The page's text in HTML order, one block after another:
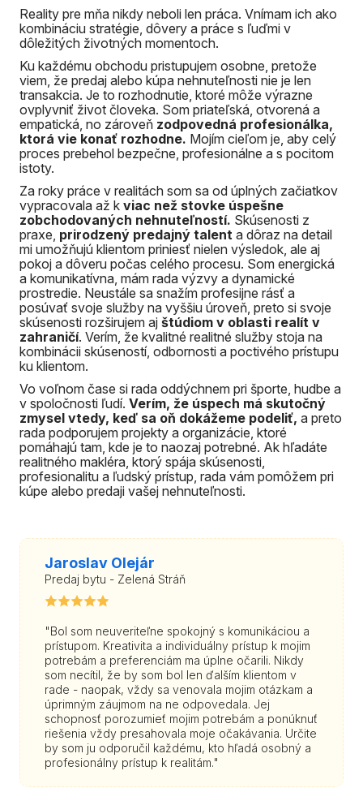
Reality pre mňa nikdy neboli len práca. Vnímam ich ako
kombináciu stratégie, dôvery a práce s ľuďmi v
dôležitých životných momentoch.
Ku každému obchodu pristupujem osobne, pretože
viem, že predaj alebo kúpa nehnuteľnosti nie je len
transakcia. Je to rozhodnutie, ktoré môže výrazne
ovplyvniť život človeka. Som priateľská, otvorená a
empatická, no zároveň zodpovedná profesionálka,
ktorá vie konať rozhodne. Mojím cieľom je, aby celý
proces prebehol bezpečne, profesionálne a s pocitom
istoty.
Za roky práce v realitách som sa od úplných začiatkov
vypracovala až k viac než stovke úspešne
zobchodovaných nehnuteľností. Skúsenosti z
praxe, prirodzený predajný talent a dôraz na detail
mi umožňujú klientom priniesť nielen výsledok, ale aj
pokoj a dôveru počas celého procesu. Som energická
a komunikatívna, mám rada výzvy a dynamické
prostredie. Neustále sa snažím profesijne rásť a
posúvať svoje služby na vyššiu úroveň, preto si svoje
skúsenosti rozširujem aj štúdiom v oblasti realít v
zahraničí. Verím, že kvalitné realitné služby stoja na
kombinácii skúseností, odbornosti a poctivého prístupu
ku klientom.
Vo voľnom čase si rada oddýchnem pri športe, hudbe a
v spoločnosti ľudí. Verím, že úspech má skutočný
zmysel vtedy, keď sa oň dokážeme podeliť, a preto
rada podporujem projekty a organizácie, ktoré
pomáhajú tam, kde je to naozaj potrebné. Ak hľadáte
realitného makléra, ktorý spája skúsenosti,
profesionalitu a ľudský prístup, rada vám pomôžem pri
kúpe alebo predaji vašej nehnuteľnosti.
Jaroslav Olejár
Predaj bytu - Zelená Stráň
"Bol som neuveriteľne spokojný s komunikáciou a
prístupom. Kreativita a individuálny prístup k mojim
potrebám a preferenciám ma úplne očarili. Nikdy
som necítil, že by som bol len ďalším klientom v
rade - naopak, vždy sa venovala mojim otázkam a
úprimným záujmom na ne odpovedala. Jej
schopnosť porozumieť mojim potrebám a ponúknuť
riešenia vždy presahovala moje očakávania. Určite
by som ju odporučil každému, kto hľadá osobný a
profesionálny prístup k realitám."